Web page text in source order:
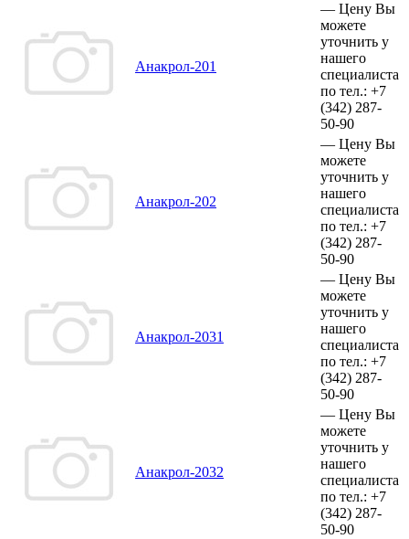
Анакрол-201
— Цену Вы
можете
уточнить у
нашего
специалиста
по тел.: +7
(342) 287-
50-90
Анакрол-202
— Цену Вы
можете
уточнить у
нашего
специалиста
по тел.: +7
(342) 287-
50-90
Анакрол-2031
— Цену Вы
можете
уточнить у
нашего
специалиста
по тел.: +7
(342) 287-
50-90
Анакрол-2032
— Цену Вы
можете
уточнить у
нашего
специалиста
по тел.: +7
(342) 287-
50-90